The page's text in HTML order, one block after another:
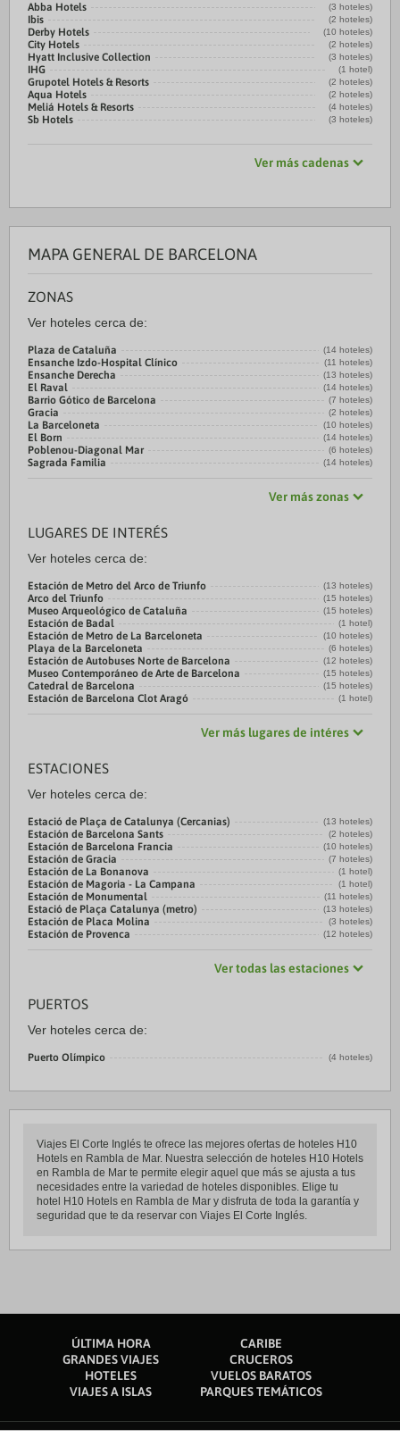
Abba Hotels (3 hoteles)
Ibis (2 hoteles)
Derby Hotels (10 hoteles)
City Hotels (2 hoteles)
Hyatt Inclusive Collection (3 hoteles)
IHG (1 hotel)
Grupotel Hotels & Resorts (2 hoteles)
Aqua Hotels (2 hoteles)
Meliá Hotels & Resorts (4 hoteles)
Sb Hotels (3 hoteles)
Ver más cadenas
MAPA GENERAL DE BARCELONA
ZONAS
Ver hoteles cerca de:
Plaza de Cataluña (14 hoteles)
Ensanche Izdo-Hospital Clínico (11 hoteles)
Ensanche Derecha (13 hoteles)
El Raval (14 hoteles)
Barrio Gótico de Barcelona (7 hoteles)
Gracia (2 hoteles)
La Barceloneta (10 hoteles)
El Born (14 hoteles)
Poblenou-Diagonal Mar (6 hoteles)
Sagrada Familia (14 hoteles)
Ver más zonas
LUGARES DE INTERÉS
Ver hoteles cerca de:
Estación de Metro del Arco de Triunfo (13 hoteles)
Arco del Triunfo (15 hoteles)
Museo Arqueológico de Cataluña (15 hoteles)
Estación de Badal (1 hotel)
Estación de Metro de La Barceloneta (10 hoteles)
Playa de la Barceloneta (6 hoteles)
Estación de Autobuses Norte de Barcelona (12 hoteles)
Museo Contemporáneo de Arte de Barcelona (15 hoteles)
Catedral de Barcelona (15 hoteles)
Estación de Barcelona Clot Aragó (1 hotel)
Ver más lugares de intéres
ESTACIONES
Ver hoteles cerca de:
Estació de Plaça de Catalunya (Cercanias) (13 hoteles)
Estación de Barcelona Sants (2 hoteles)
Estación de Barcelona Francia (10 hoteles)
Estación de Gracia (7 hoteles)
Estación de La Bonanova (1 hotel)
Estación de Magoria - La Campana (1 hotel)
Estación de Monumental (11 hoteles)
Estació de Plaça Catalunya (metro) (13 hoteles)
Estación de Placa Molina (3 hoteles)
Estación de Provenca (12 hoteles)
Ver todas las estaciones
PUERTOS
Ver hoteles cerca de:
Puerto Olímpico (4 hoteles)
Viajes El Corte Inglés te ofrece las mejores ofertas de hoteles H10
Hotels en Rambla de Mar. Nuestra selección de hoteles H10 Hotels
en Rambla de Mar te permite elegir aquel que más se ajusta a tus
necesidades entre la variedad de hoteles disponibles. Elige tu
hotel H10 Hotels en Rambla de Mar y disfruta de toda la garantía y
seguridad que te da reservar con Viajes El Corte Inglés.
ÚLTIMA HORA
CARIBE
GRANDES VIAJES
CRUCEROS
HOTELES
VUELOS BARATOS
VIAJES A ISLAS
PARQUES TEMÁTICOS